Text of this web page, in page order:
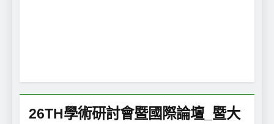
26TH學術研討會暨國際論壇_暨大